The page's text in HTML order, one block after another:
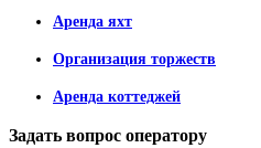
Аренда яхт
Организация торжеств
Аренда коттеджей
Задать вопрос оператору